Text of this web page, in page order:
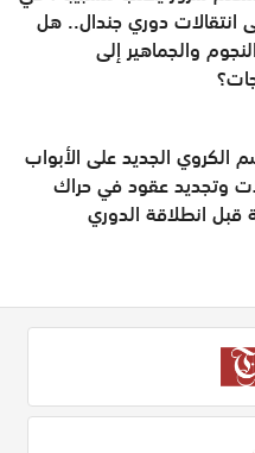
انتقالات دوري جندال.. هل
والجماهير إلى
الكروي الجديد على الأبواب
وتجديد عقود في حراك
قبل انطلاقة الدوري